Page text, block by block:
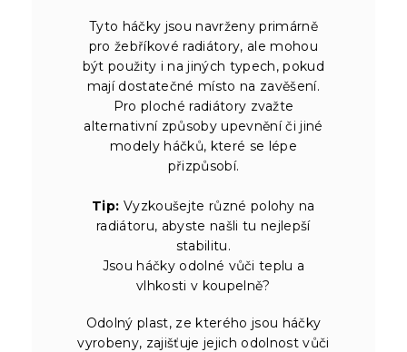
Tyto háčky jsou navrženy primárně
pro žebříkové radiátory, ale mohou
být použity i na jiných typech, pokud
mají dostatečné místo na zavěšení.
Pro ploché radiátory zvažte
alternativní způsoby upevnění či jiné
modely háčků, které se lépe
přizpůsobí.
Tip: Vyzkoušejte různé polohy na
radiátoru, abyste našli tu nejlepší
stabilitu.
Jsou háčky odolné vůči teplu a
vlhkosti v koupelně?
Odolný plast, ze kterého jsou háčky
vyrobeny, zajišťuje jejich odolnost vůči